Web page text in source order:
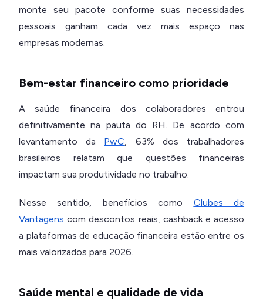
monte seu pacote conforme suas necessidades
pessoais ganham cada vez mais espaço nas
empresas modernas.
Bem-estar financeiro como prioridade
A saúde financeira dos colaboradores entrou
definitivamente na pauta do RH. De acordo com
levantamento da PwC, 63% dos trabalhadores
brasileiros relatam que questões financeiras
impactam sua produtividade no trabalho.
Nesse sentido, benefícios como Clubes de
Vantagens com descontos reais, cashback e acesso
a plataformas de educação financeira estão entre os
mais valorizados para 2026.
Saúde mental e qualidade de vida